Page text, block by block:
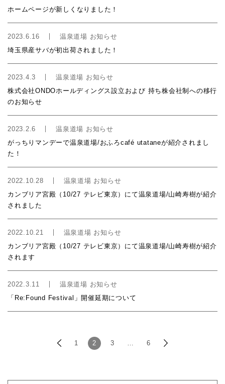
ホームページが新しくなりました！
2023.6.16
温泉道場 お知らせ
埼玉県産サバが初出荷されました！
2023.4.3
温泉道場 お知らせ
株式会社ONDOホールディングス設立および 持ち株会社制への移行
のお知らせ
2023.2.6
温泉道場 お知らせ
がっちりマンデーで温泉道場/おふろcafé utataneが紹介されまし
た！
2022.10.28
温泉道場 お知らせ
カンブリア宮殿（10/27 テレビ東京）にて温泉道場/山崎寿樹が紹介
されました
2022.10.21
温泉道場 お知らせ
カンブリア宮殿（10/27 テレビ東京）にて温泉道場/山崎寿樹が紹介
されます
2022.3.11
温泉道場 お知らせ
「Re:Found Festival」開催延期について
1 2 3 … 6